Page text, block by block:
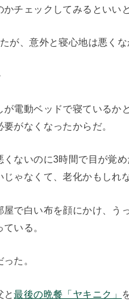
かチェックしてみるといい
が、意外と寝心地は悪くな
が電動ベッドで寝ているか
要がなくなったからだ。
くないのに3時間で目が覚
じゃなくて、老化かもしれ
屋で白い布を顔にかけ、う
いる。
た。
と最後の晩餐「ヤキニク」